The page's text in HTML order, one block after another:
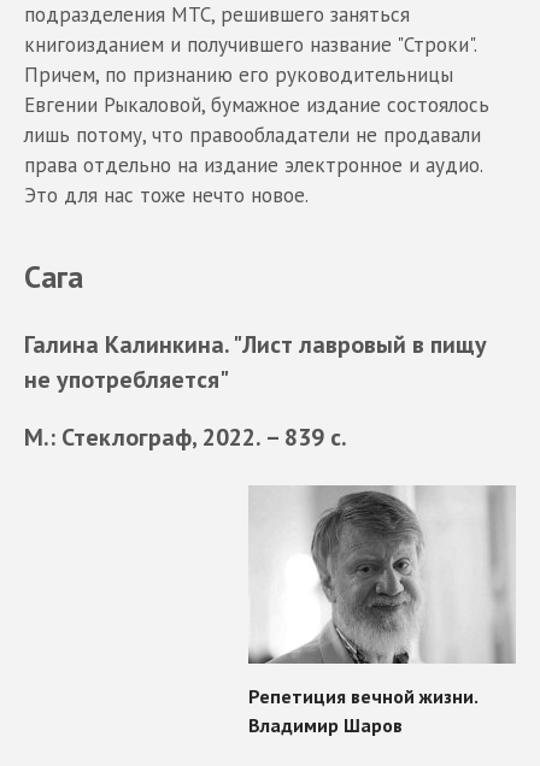
подразделения МТС, решившего заняться
книгоизданием и получившего название "Строки".
Причем, по признанию его руководительницы
Евгении Рыкаловой, бумажное издание состоялось
лишь потому, что правообладатели не продавали
права отдельно на издание электронное и аудио.
Это для нас тоже нечто новое.
Сага
Галина Калинкина. "Лист лавровый в пищу
не употребляется"
М.: Стеклограф, 2022. – 839 с.